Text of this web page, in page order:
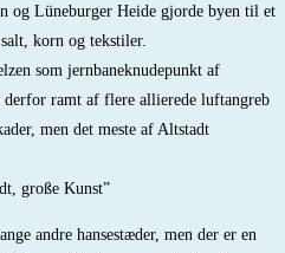
og Lüneburger Heide gjorde byen til et
korn og tekstiler.
som jernbaneknudepunkt af
derfor ramt af flere allierede luftangreb
men det meste af Altstadt
große Kunst”
andre hansestæder, men der er en